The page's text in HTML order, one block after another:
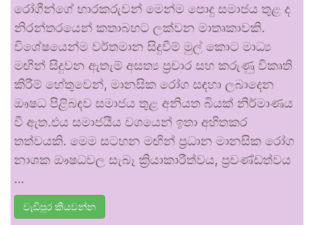
රෝගීන්ගේ භාරකරුවන් මෙන්ම පොදු සමාජය තුළ ද
නිරන්තරයෙන් කතාබහට ලක්වන මාතෘකාවකි.
විශේෂයෙන්ම වර්තමාන සිදුවීම් මුල් කොට මාධ්‍ය
මඟින් සිදුවන ඇතැම් අසත්‍ය ප්‍රචාර සහ කරුණු විකෘති
කිරීම් හේතුවෙන්, මානසික රෝග සඳහා ලබාදෙන
ඖෂධ පිළිබඳව සමාජය තුළ අනියත බියක් නිර්මාණය
වී ඇත.එය සමාජයීය වශයෙන් ඉතා අහිතකර
තත්වයකි. මෙම සටහන මඟින් ප්‍රධාන මානසික රෝග
නාශක ඖෂධවල සැබෑ ක්‍රියාකාරීත්වය, ප්‍රචණ්ඩත්වය
…
වැඩිපුර කියවන්න